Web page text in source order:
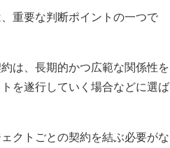
重要な判断ポイントの一つで
は、長期的かつ広範な関係性を
を遂行していく場合などに選ば
クトごとの契約を結ぶ必要がな